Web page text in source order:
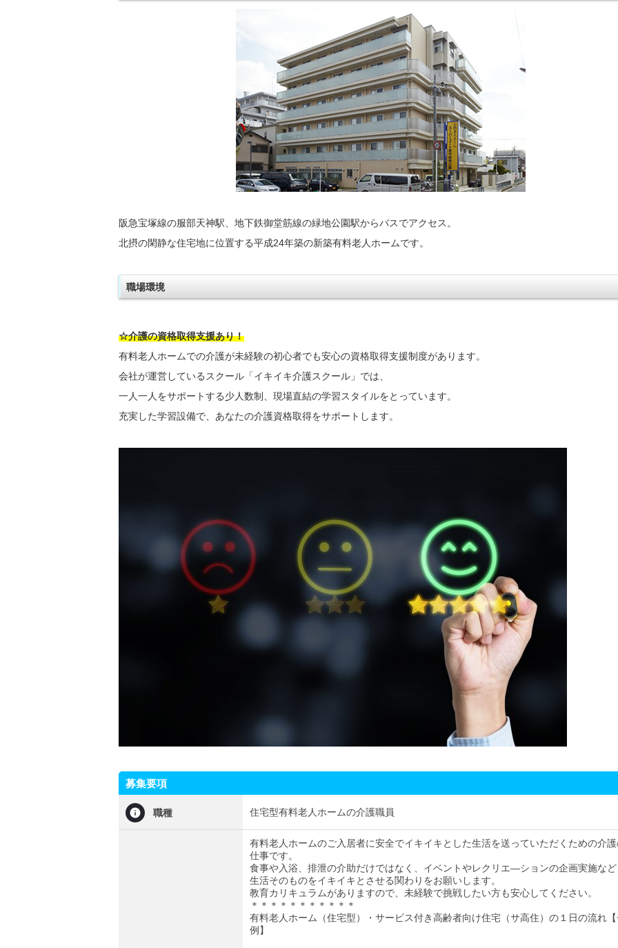
阪急宝塚線の服部天神駅、地下鉄御堂筋線の緑地公園駅からバスでアクセス。
北摂の閑静な住宅地に位置する平成24年築の新築有料老人ホームです。
職場環境
☆介護の資格取得支援あり！
有料老人ホームでの介護が未経験の初心者でも安心の資格取得支援制度があります。
会社が運営しているスクール「イキイキ介護スクール」では、
一人一人をサポートする少人数制、現場直結の学習スタイルをとっています。
充実した学習設備で、あなたの介護資格取得をサポートします。
募集要項
職種 住宅型有料老人ホームの介護職員
有料老人ホームのご入居者に安全でイキイキとした生活を送っていただくための介
仕事です。
食事や入浴、排泄の介助だけではなく、イベントやレクリエ―ションの企画実施など
生活そのものをイキイキとさせる関わりをお願いします。
教育カリキュラムがありますので、未経験で挑戦したい方も安心してください。
＊＊＊＊＊＊＊＊＊＊＊
有料老人ホーム（住宅型）・サービス付き高齢者向け住宅（サ高住）の１日の流れ
例】